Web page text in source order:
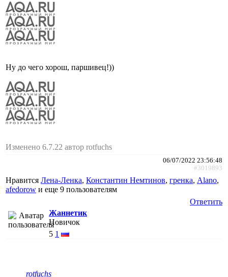
Ну до чего хорош, паршивец!))
Изменено 6.7.22 автор rotfuchs
06/07/2022 23:56:48
#3019893
Нравится Лена-Ленка, Константин Немтинов, гренка, Alano,
afedorow и еще 9 пользователям
Ответить
Жаннетик
Новичок
5 1
rotfuchs